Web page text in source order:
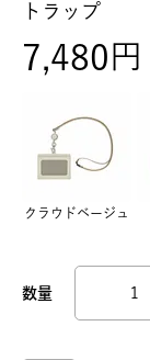
トラップ
7,480
クラウドベージュ